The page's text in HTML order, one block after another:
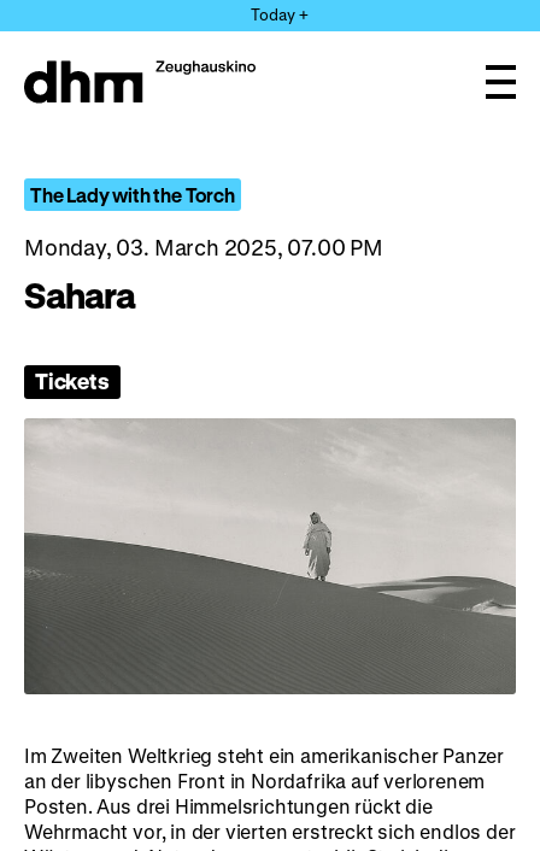
directly
the
Today +
The Lady with the Torch
Monday, 03. March 2025, 07.00 PM
Sahara
Tickets
Im Zweiten Weltkrieg steht ein amerikanischer Panzer
an der libyschen Front in Nordafrika auf verlorenem
Posten. Aus drei Himmelsrichtungen rückt die
Wehrmacht vor, in der vierten erstreckt sich endlos der